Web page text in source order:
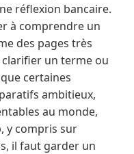
réflexion bancaire.
à comprendre un
des pages très
un terme ou
certaines
ambitieux,
au monde,
y compris sur
il faut garder un